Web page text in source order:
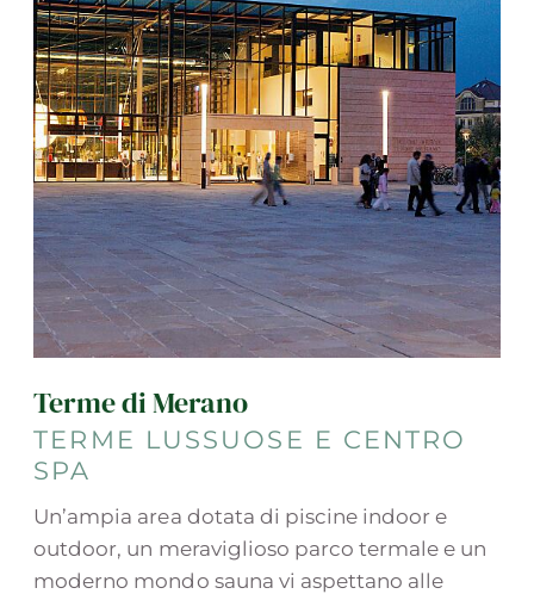
Terme di Merano
TERME LUSSUOSE E CENTRO
SPA
Un’ampia area dotata di piscine indoor e
outdoor, un meraviglioso parco termale e un
moderno mondo sauna vi aspettano alle